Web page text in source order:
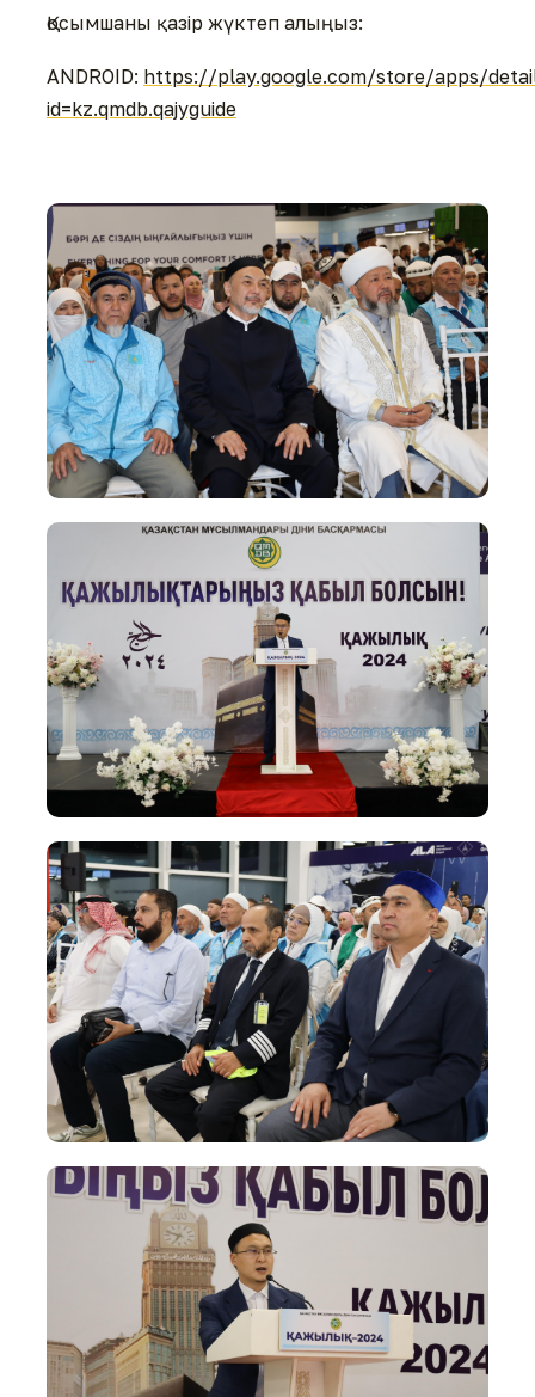
Қосымшаны қазір жүктеп алыңыз:
ANDROID: https://play.google.com/store/apps/
id=kz.qmdb.qajyguide